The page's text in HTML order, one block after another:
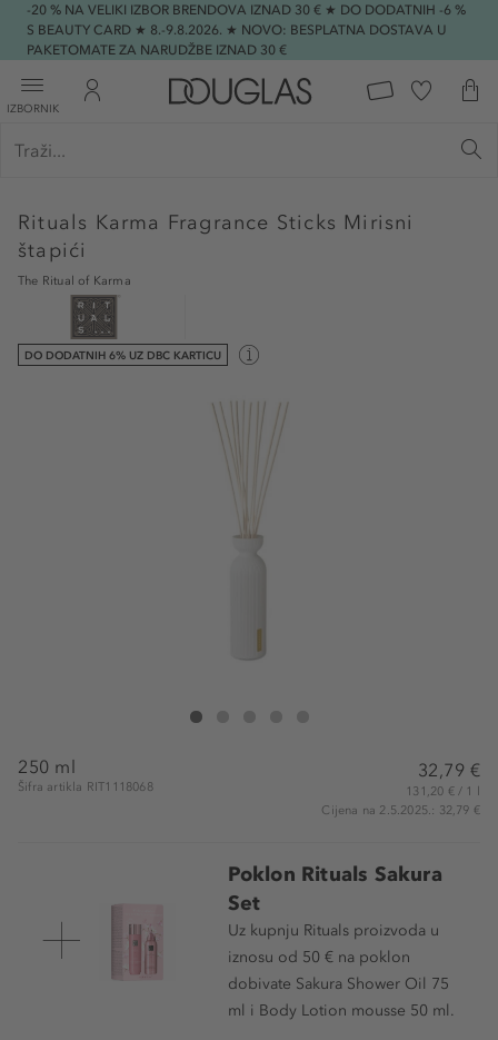
-20 % NA VELIKI IZBOR BRENDOVA IZNAD 30 € ★ DO DODATNIH -6 %
S BEAUTY CARD ★ 8.-9.8.2026. ★ NOVO: BESPLATNA DOSTAVA U
PAKETOMATE ZA NARUDŽBE IZNAD 30 €
IZBORNIK
Rituals Karma Fragrance Sticks Mirisni
štapići
The Ritual of Karma
DO DODATNIH 6% UZ DBC KARTICU
Rituals Karma Fragrance Sticks
250 ml
Šifra artikla RIT1118068
32,79 €
131,20 € / 1 l
Cijena na 2.5.2025.: 32,79 €
Poklon Rituals Sakura
Set
Uz kupnju Rituals proizvoda u
iznosu od 50 € na poklon
dobivate Sakura Shower Oil 75
ml i Body Lotion mousse 50 ml.